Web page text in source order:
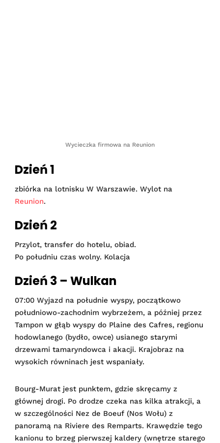
Wycieczka firmowa na Reunion
Dzień 1
zbiórka na lotnisku W Warszawie. Wylot na
Reunion.
Dzień 2
Przylot, transfer do hotelu, obiad.
Po południu czas wolny. Kolacja
Dzień 3 – Wulkan
07:00 Wyjazd na południe wyspy, początkowo
południowo-zachodnim wybrzeżem, a później przez
Tampon w głąb wyspy do Plaine des Cafres, regionu
hodowlanego (bydło, owce) usianego starymi
drzewami tamaryndowca i akacji. Krajobraz na
wysokich równinach jest wspaniały.
Bourg-Murat jest punktem, gdzie skręcamy z
głównej drogi. Po drodze czeka nas kilka atrakcji, a
w szczególności Nez de Boeuf (Nos Wołu) z
panoramą na Riviere des Remparts. Krawędzie tego
kanionu to brzeg pierwszej kaldery (wnętrze starego